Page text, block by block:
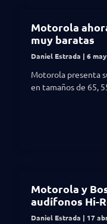
Motorola
muy baratas
Daniel Estrada 6
Motorola presenta
en tamaños de 65,
Motorola y
audífonos Hi-
Daniel Estrada 17